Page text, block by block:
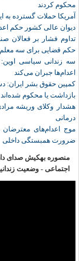
محکوم کردند
آمریکا حملات گسترده به
دیوان عالی کشور حکم
تداوم فشار بر فعالان
حکم قضایی برای سه معلم
سه زندانی سیاسی
اعدام‌ها جبران می‌کند
بازداشت یا محکوم شده‌اند
درمانی
موج اعدام‌های معترضان
ضرورت همبستگی داخلی
منصوره بهکیش صدای
اجتماعی - وضعیت